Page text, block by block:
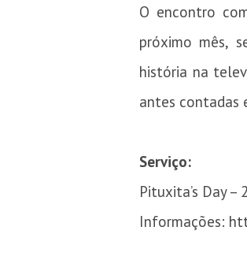
O encontro
próximo mês,
história na
antes contadas
Serviço:
Pituxita’s Day –
Informações: